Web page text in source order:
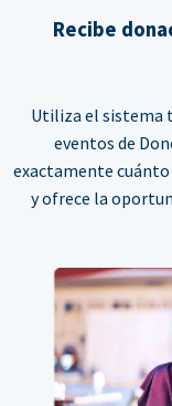
Recibe
Utiliza el sistema
eventos de
exactamente
y ofrece la